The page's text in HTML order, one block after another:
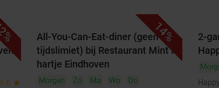
9.6 star
14%
All-You-Can-Eat-diner (geen
tijdslimiet) bij Restaurant Mint in
hartje Eindhoven
Morgen Zo Ma Wo
Do
2-